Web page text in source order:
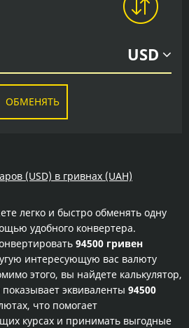
USD
ОБМЕНЯТЬ
(USD) в гривнах (UAH)
легко и быстро обменять одну
удобного конвертера.
94500 гривен
интересующую вас валюту
этого, вы найдете калькулятор,
эквиваленты 94500
что помогает
курсах и принимать выгодные